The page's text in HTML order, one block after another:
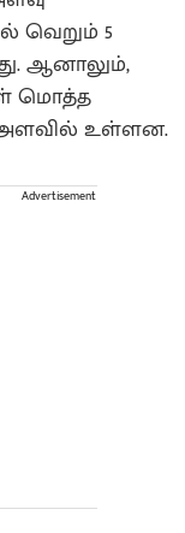
வெறும் 5
ஆனாலும்,
மொத்த
அளவில் உள்ளன.
Advertisement